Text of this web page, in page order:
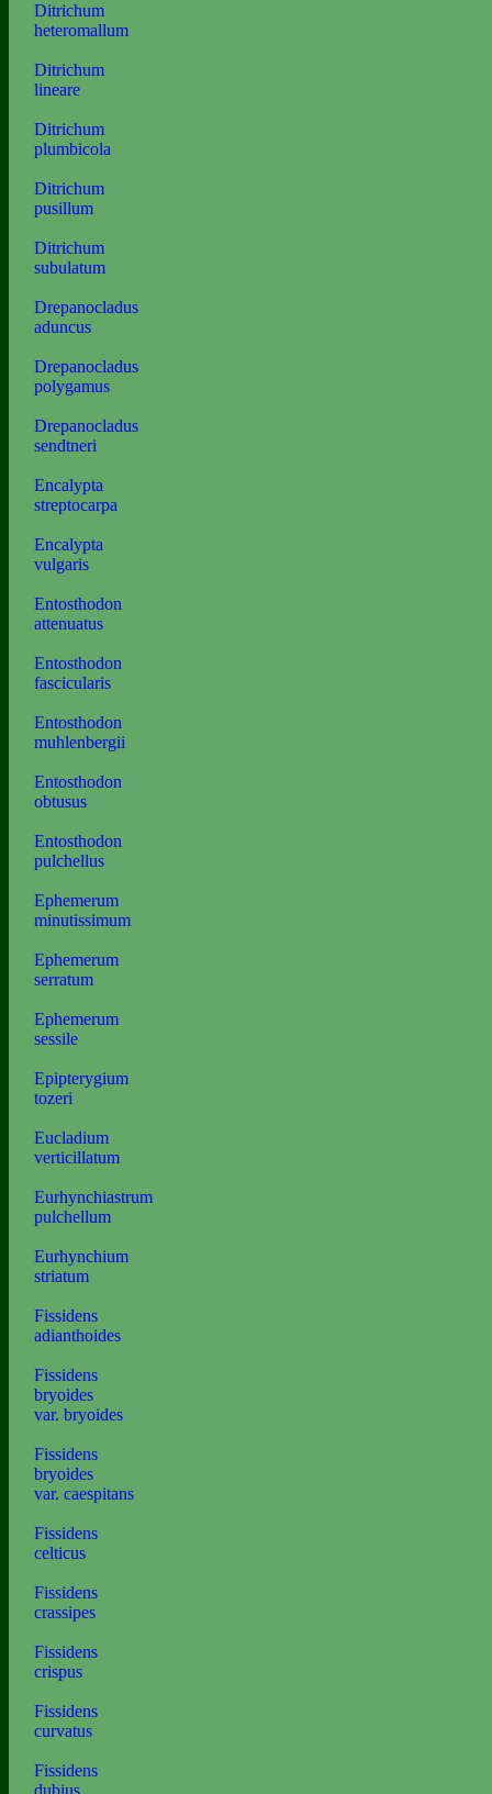
Ditrichum
heteromallum
Ditrichum
lineare
Ditrichum
plumbicola
Ditrichum
pusillum
Ditrichum
subulatum
Drepanocladus
aduncus
Drepanocladus
polygamus
Drepanocladus
sendtneri
Encalypta
streptocarpa
Encalypta
vulgaris
Entosthodon
attenuatus
Entosthodon
fascicularis
Entosthodon
muhlenbergii
Entosthodon
obtusus
Entosthodon
pulchellus
Ephemerum
minutissimum
Ephemerum
serratum
Ephemerum
sessile
Epipterygium
tozeri
Eucladium
verticillatum
Eurhynchiastrum
pulchellum
Eurhynchium
striatum
Fissidens
adianthoides
Fissidens
bryoides
var. bryoides
Fissidens
bryoides
var. caespitans
Fissidens
celticus
Fissidens
crassipes
Fissidens
crispus
Fissidens
curvatus
Fissidens